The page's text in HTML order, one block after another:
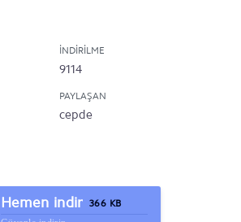
İNDIRILME
9114
PAYLAŞAN
cepde
Hemen indir 366 KB